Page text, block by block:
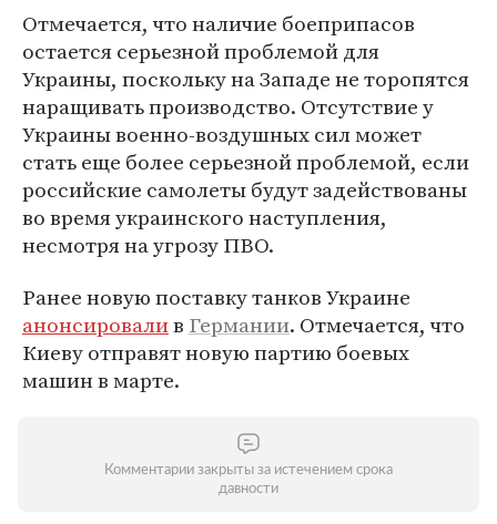
Отмечается, что наличие боеприпасов
остается серьезной проблемой для
Украины, поскольку на Западе не торопятся
наращивать производство. Отсутствие у
Украины военно-воздушных сил может
стать еще более серьезной проблемой, если
российские самолеты будут задействованы
во время украинского наступления,
несмотря на угрозу ПВО.
Ранее новую поставку танков Украине
анонсировалив Германии. Отмечается, что
Киеву отправят новую партию боевых
машин в марте.
Комментарии закрыты за истечением срока
давности